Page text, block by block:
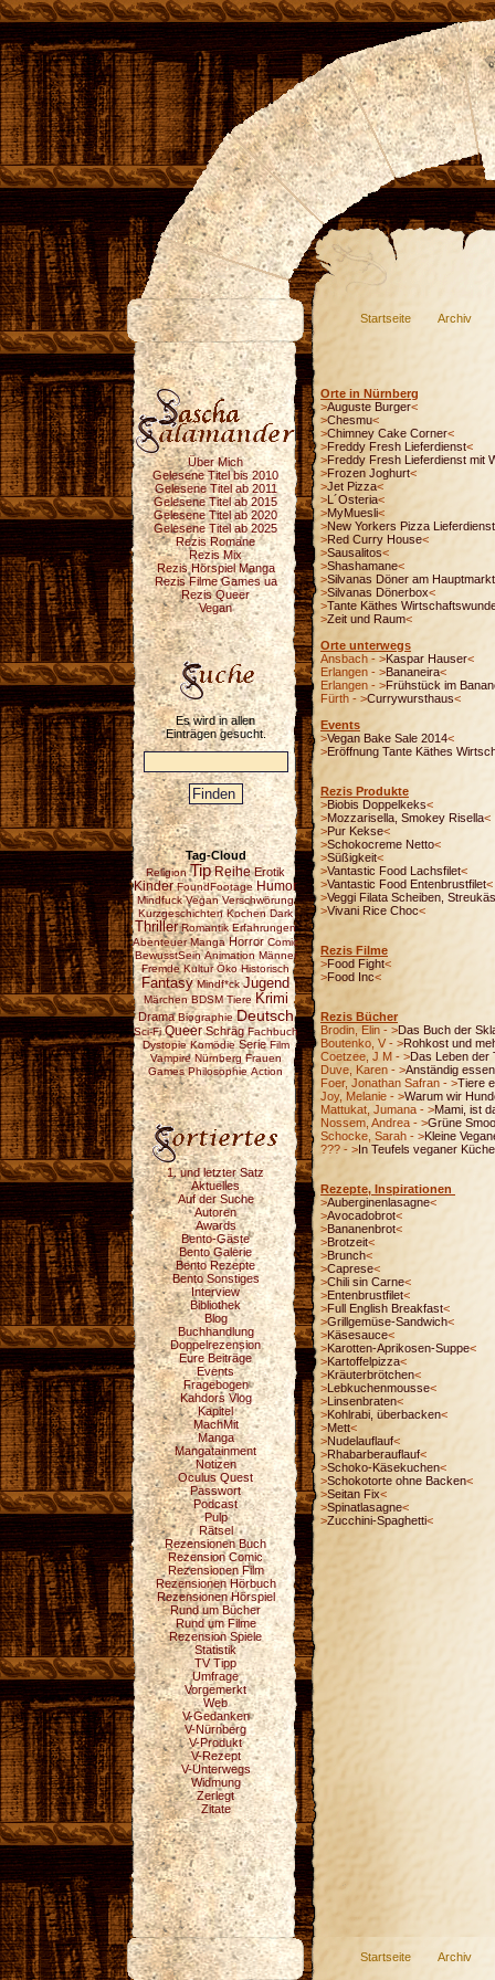
Startseite Archiv
Über Mich
Gelesene Titel bis 2010
Gelesene Titel ab 2011
Gelesene Titel ab 2015
Gelesene Titel ab 2020
Gelesene Titel ab 2025
Rezis Romane
Rezis Mix
Rezis Hörspiel Manga
Rezis Filme Games ua
Rezis Queer
Vegan
Es wird in allen
Einträgen gesucht.
Tag-Cloud
Religion Tip Reihe Erotik
Kinder FoundFootage Humor
Mindfuck Vegan Verschwörung
Kurzgeschichten Kochen Dark
Thriller Romantik Erfahrungen
Abenteuer Manga Horror Comic
BewusstSein Animation Männer
Fremde Kultur Öko Historisch
Fantasy Mindf*ck Jugend
Märchen BDSM Tiere Krimi
Drama Biographie Deutsch
Sci-Fi Queer Schräg Fachbuch
Dystopie Komödie Serie Film
Vampire Nürnberg Frauen
Games Philosophie Action
1. und letzter Satz
Aktuelles
Auf der Suche
Autoren
Awards
Bento-Gäste
Bento Galerie
Bento Rezepte
Bento Sonstiges
Interview
Bibliothek
Blog
Buchhandlung
Doppelrezension
Eure Beiträge
Events
Fragebogen
Kahdors Vlog
Kapitel
MachMit
Manga
Mangatainment
Notizen
Oculus Quest
Passwort
Podcast
Pulp
Rätsel
Rezensionen Buch
Rezension Comic
Rezensionen Film
Rezensionen Hörbuch
Rezensionen Hörspiel
Rund um Bücher
Rund um Filme
Rezension Spiele
Statistik
TV Tipp
Umfrage
Vorgemerkt
Web
V-Gedanken
V-Nürnberg
V-Produkt
V-Rezept
V-Unterwegs
Widmung
Zerlegt
Zitate
Orte in Nürnberg
>Auguste Burger<
>Chesmu<
>Chimney Cake Corner<
>Freddy Fresh Lieferdienst<
>Freddy Fresh Lieferdienst mit
>Frozen Joghurt<
>Jet Pizza<
>L´Osteria<
>MyMuesli<
>New Yorkers Pizza Lieferdienst
>Red Curry House<
>Sausalitos<
>Shashamane<
>Silvanas Döner am Hauptmarkt
>Silvanas Dönerbox<
>Tante Käthes
>Zeit und Raum<
Orte unterwegs
Ansbach - >Kaspar Hauser<
Erlangen - >Bananeira<
Erlangen - >Frühstück im
Fürth - >Currywursthaus<
Events
>Vegan Bake Sale 2014<
>Eröffnung Tante Käthes
Rezis Produkte
>Biobis Doppelkeks<
>Mozzarisella, Smokey Risella<
>Pur Kekse<
>Schokocreme Netto<
>Süßigkeit<
>Vantastic Food Lachsfilet<
>Vantastic Food Entenbrustfilet<
>Veggi Filata Scheiben,
>Vivani Rice Choc<
Rezis Filme
>Food Fight<
>Food Inc<
Rezis Bücher
Brodin, Elin - >Das Buch der
Boutenko, V - >Rohkost und
Coetzee, J M - >Das Leben der
Duve, Karen - >Anständig essen
Foer, Jonathan Safran - >Tiere
Joy, Melanie - >Warum wir
Mattukat, Jumana - >Mami, ist
Nossem, Andrea - >Grüne
Schocke, Sarah - >Kleine
??? - >In Teufels veganer Küche
Rezepte, Inspirationen
>Auberginenlasagne<
>Avocadobrot<
>Bananenbrot<
>Brotzeit<
>Brunch<
>Caprese<
>Chili sin Carne<
>Entenbrustfilet<
>Full English Breakfast<
>Grillgemüse-Sandwich<
>Käsesauce<
>Karotten-Aprikosen-Suppe<
>Kartoffelpizza<
>Kräuterbrötchen<
>Lebkuchenmousse<
>Linsenbraten<
>Kohlrabi, überbacken<
>Mett<
>Nudelauflauf<
>Rhabarberauflauf<
>Schoko-Käsekuchen<
>Schokotorte ohne Backen<
>Seitan Fix<
>Spinatlasagne<
>Zucchini-Spaghetti<
Startseite Archiv